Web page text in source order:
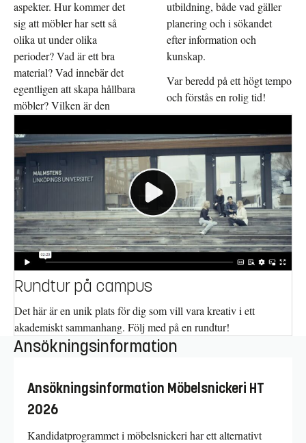
aspekter. Hur kommer det
sig att möbler har sett så
olika ut under olika
perioder? Vad är ett bra
material? Vad innebär det
egentligen att skapa hållbara
möbler? Vilken är den
utbildning, både vad gäller
planering och i sökandet
efter information och
kunskap.
Var beredd på ett högt tempo
och förstås en rolig tid!
Rundtur på campus
Det här är en unik plats för dig som vill vara kreativ i ett
akademiskt sammanhang. Följ med på en rundtur!
Ansökningsinformation
Ansökningsinformation Möbelsnickeri HT
2026
Kandidatprogrammet i möbelsnickeri har ett alternativt